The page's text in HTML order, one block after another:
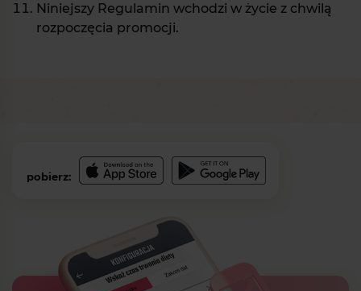
Niniejszy Regulamin wchodzi w życie z chwilą
rozpoczęcia promocji.
pobierz: